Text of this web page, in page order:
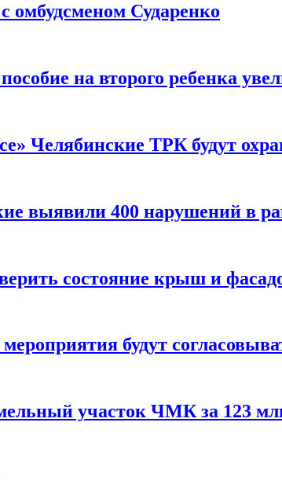
омбудсменом Сударенко
на второго ребенка
Челябинские ТРК будут
выявили 400 нарушений в
состояние крыш и
будут
участок ЧМК за 123